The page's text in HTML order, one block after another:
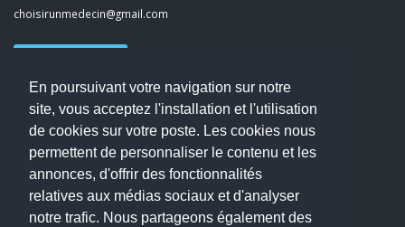
En poursuivant votre navigation sur notre
site, vous acceptez l'installation et l'utilisation
de cookies sur votre poste. Les cookies nous
permettent de personnaliser le contenu et les
annonces, d'offrir des fonctionnalités
relatives aux médias sociaux et d'analyser
notre trafic. Nous partageons également des
choisirunmedecin@gmail.com
Accueil
Blog
Mon compte
Dernier avis : MOUNIA HOUSSAIM, Psychiatre à Guérande
Mentions légales
Politique de confidentialité